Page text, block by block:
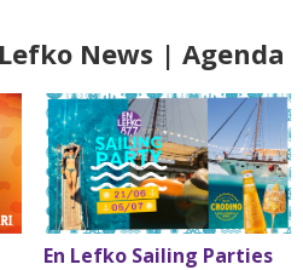
News | Agenda
En Lefko Sailing Parties